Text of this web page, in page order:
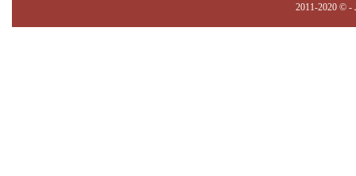
2011-2020 © -